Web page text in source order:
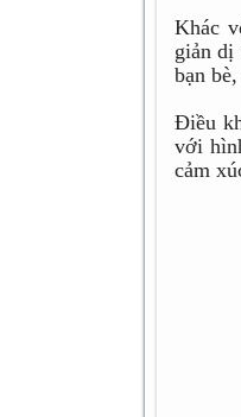
Khác
giản dị
bạn
Điều
với
cảm